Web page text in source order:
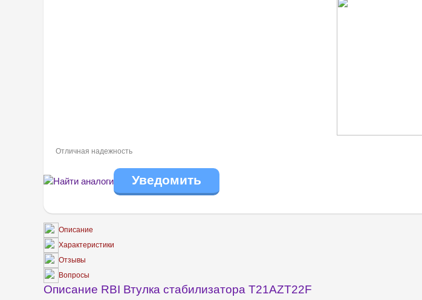
Отличная надежность
Найти аналоги
Описание
Характеристики
Отзывы
Вопросы
Описание RBI Втулка стабилизатора T21AZT22F